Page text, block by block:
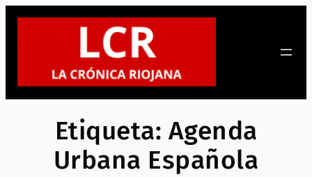
Saltar
Etiqueta: Agenda
Urbana Española